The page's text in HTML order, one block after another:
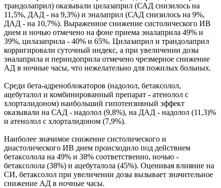
трандолаприл) оказывали цилазаприл (САД снизилось на
11,5%, ДАД - на 9,3%) и эналаприл (САД снизилось на 9%,
ДАД - на 10,7%). Выраженное снижение систолического ИВ
днем и ночью отмечено на фоне приема эналаприла 49% и
39%, цилазаприла - 40% и 65%. Цилазаприл и трандолаприл
корригировали суточный индекс, а при увеличении дозы
эналаприла и периндоприла отмечено чрезмерное снижение
АД в ночные часы, что нежелательно для пожилых больных.
Среди бета-адреноблокаторов (надолол, бетаксолол,
ацебуталол и комбинированный препарат - атенолол с
хлорталидоном) наибольший гипотензивный эффект
оказывали на САД - надолол (9,8%), на ДАД - надолол (11,3)%
и атенолол с хлорталидоном (7,9%).
Наиболее значимое снижение систолического и
диастолического ИВ днем происходило под действием
бетаксолола на 49% и 38% соответственно, ночью -
бетаксолола (38%) и ацебуталола (45%). Оценивая влияние на
СИ, бетаксолол при увеличении дозы вызывает значительное
снижение АД в ночные часы.